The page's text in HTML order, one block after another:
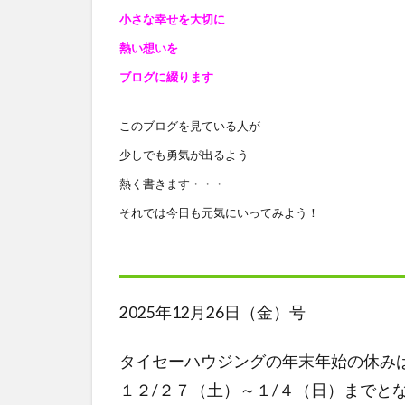
小さな幸せを大切に
熱い想いを
ブログに綴ります
このブログを見ている人が
少しでも勇気が出るよう
熱く書きます・・・
それでは今日も元気にいってみよう！
2025年12月26日（金）号
タイセーハウジングの年末年始の休み
１２/２７（土）～１/４（日）までと